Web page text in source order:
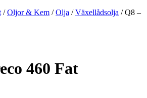
/Oljor & Kem /Olja /Växellådsolja / Q8 –
460 Fat